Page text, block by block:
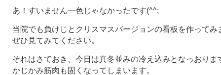
あ！すいません一色じゃなかったです(^^;
当院でも負けじとクリスマスバージョンの看板を作って
ぜひ見てみてください。
それはさておき、今日は真冬並みの冷え込みとなっおりま
かじかみ筋肉も固くなってしまいます。